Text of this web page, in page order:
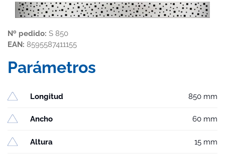
Nº pedido: S 850
EAN: 8595587411155
Parámetros
Longitud 850 mm
Ancho 60 mm
Altura 15 mm